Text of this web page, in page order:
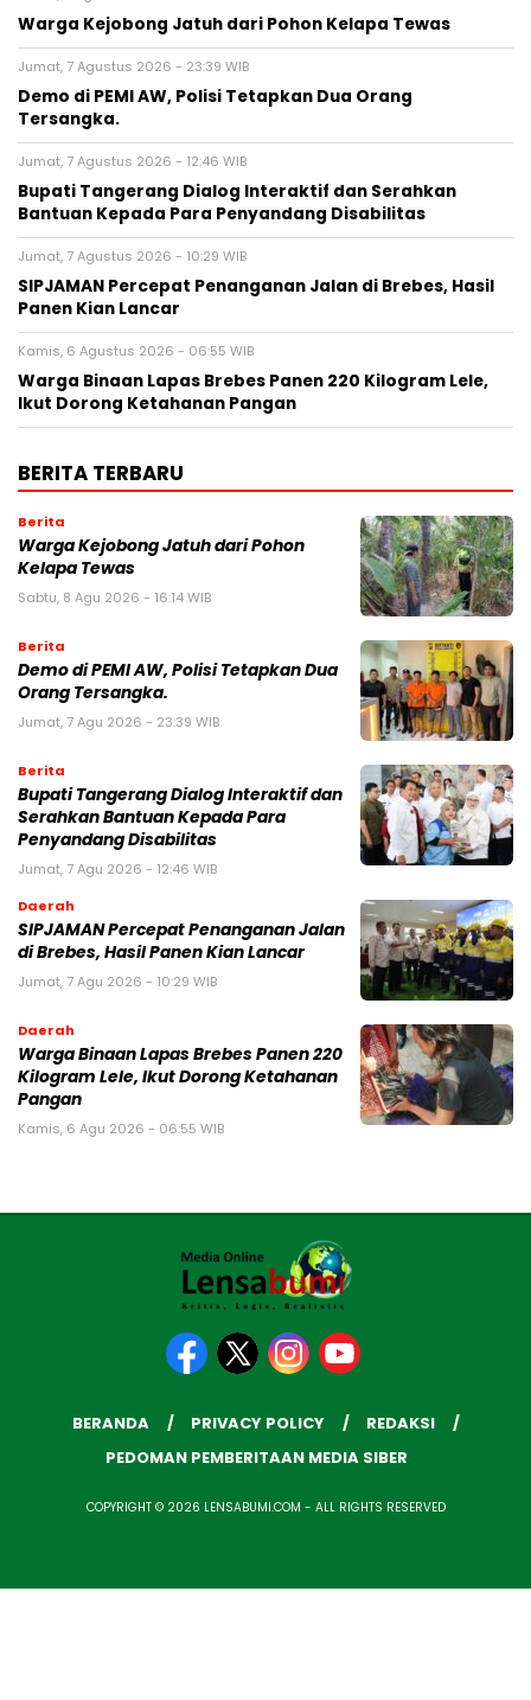
Warga Kejobong Jatuh dari Pohon Kelapa Tewas
Jumat, 7 Agustus 2026 - 23:39 WIB
Demo di PEMI AW, Polisi Tetapkan Dua Orang
Tersangka.
Jumat, 7 Agustus 2026 - 12:46 WIB
Bupati Tangerang Dialog Interaktif dan Serahkan
Bantuan Kepada Para Penyandang Disabilitas
Jumat, 7 Agustus 2026 - 10:29 WIB
SIPJAMAN Percepat Penanganan Jalan di Brebes, Hasil
Panen Kian Lancar
Kamis, 6 Agustus 2026 - 06:55 WIB
Warga Binaan Lapas Brebes Panen 220 Kilogram Lele,
Ikut Dorong Ketahanan Pangan
BERITA TERBARU
Berita
Warga Kejobong Jatuh dari Pohon
Kelapa Tewas
Sabtu, 8 Agu 2026 - 16:14 WIB
Berita
Demo di PEMI AW, Polisi Tetapkan Dua
Orang Tersangka.
Jumat, 7 Agu 2026 - 23:39 WIB
Berita
Bupati Tangerang Dialog Interaktif dan
Serahkan Bantuan Kepada Para
Penyandang Disabilitas
Jumat, 7 Agu 2026 - 12:46 WIB
Daerah
SIPJAMAN Percepat Penanganan Jalan
di Brebes, Hasil Panen Kian Lancar
Jumat, 7 Agu 2026 - 10:29 WIB
Daerah
Warga Binaan Lapas Brebes Panen 220
Kilogram Lele, Ikut Dorong Ketahanan
Pangan
Kamis, 6 Agu 2026 - 06:55 WIB
BERANDA PRIVACY POLICY
REDAKSI
PEDOMAN PEMBERITAAN MEDIA SIBER
COPYRIGHT © 2026 LENSABUMI.COM - ALL RIGHTS RESERVED